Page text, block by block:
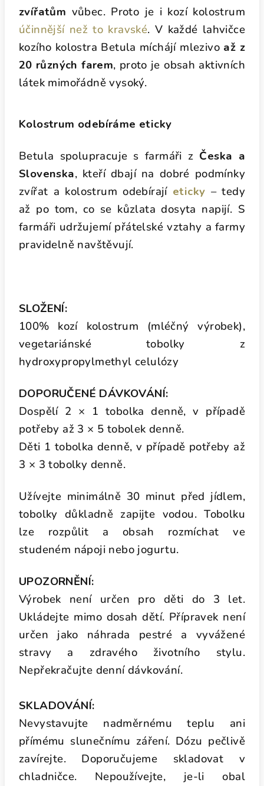
zvířatům vůbec. Proto je i kozí kolostrum
účinnější než to kravské. V každé lahvičce
kozího kolostra Betula míchájí mlezivo až z
20 různých farem, proto je obsah aktivních
látek mimořádně vysoký.
Kolostrum odebíráme eticky
Betula spolupracuje s farmáři z Česka a
Slovenska, kteří dbají na dobré podmínky
zvířat a kolostrum odebírají eticky – tedy
až po tom, co se kůzlata dosyta napijí. S
farmáři udržujemí přátelské vztahy a farmy
pravidelně navštěvují.
SLOŽENÍ:
100% kozí kolostrum (mléčný výrobek),
vegetariánské tobolky z
hydroxypropylmethyl celulózy
DOPORUČENÉ DÁVKOVÁNÍ:
Dospělí 2 × 1 tobolka denně, v případě
potřeby až 3 × 5 tobolek denně.
Děti 1 tobolka denně, v případě potřeby až
3 × 3 tobolky denně.
Užívejte minimálně 30 minut před jídlem,
tobolky důkladně zapijte vodou. Tobolku
lze rozpůlit a obsah rozmíchat ve
studeném nápoji nebo jogurtu.
UPOZORNĚNÍ:
Výrobek není určen pro děti do 3 let.
Ukládejte mimo dosah dětí. Přípravek není
určen jako náhrada pestré a vyvážené
stravy a zdravého životního stylu.
Nepřekračujte denní dávkování.
SKLADOVÁNÍ:
Nevystavujte nadměrnému teplu ani
přímému slunečnímu záření. Dózu pečlivě
zavírejte. Doporučujeme skladovat v
chladničce. Nepoužívejte, je-li obal